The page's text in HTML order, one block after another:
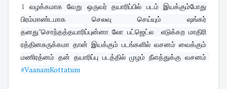
1 வழக்கமாக வேறு ஒருவர் தயாரிப்பில் படம் இயக்கும்போது
பிரம்மாண்டமாக செலவு செய்யும் ஷங்கர்
தனது"சொந்தத்தயாரிப்புன்னா லோ பட்ஜெட்ல  எடுக்கற மாதிரி
ரத்தினசுருக்கமா தான் இயக்கும் படங்களில் வசனம் வைக்கும்
#VaanamKottatum